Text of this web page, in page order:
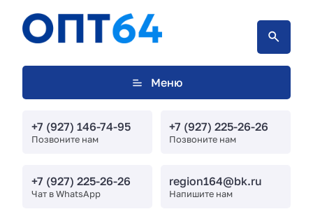
Меню
+7 (927) 146-74-95
Позвоните нам
+7 (927) 225-26-26
Позвоните нам
+7 (927) 225-26-26
Чат в WhatsApp
region164@bk.ru
Напишите нам